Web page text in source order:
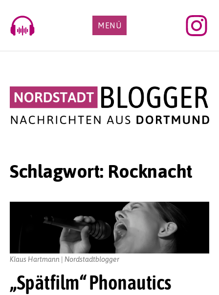
content
MENÜ
Schlagwort: Rocknacht
„Spätfilm“ Phonautics
Klaus Hartmann | Nordstadtblogger